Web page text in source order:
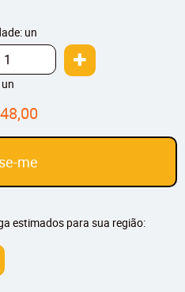
un
un
me
estimados para sua região: